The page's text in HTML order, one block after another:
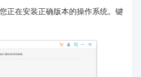
正在安装正确版本的操作系统。键